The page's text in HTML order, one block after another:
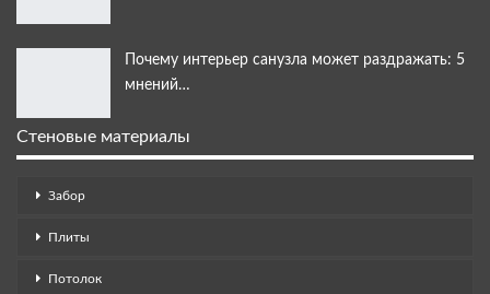
Почему интерьер санузла может раздражать: 5
мнений…
Стеновые материалы
Забор
Плиты
Потолок